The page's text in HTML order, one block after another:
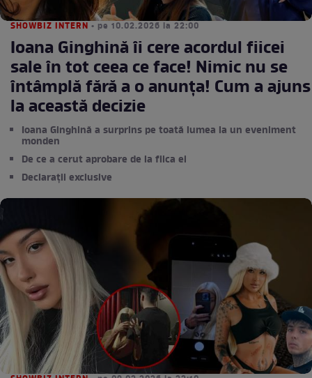
SHOWBIZ INTERN • pe 10.02.2026 la 22:00
Ioana Ginghină îi cere acordul fiicei
sale în tot ceea ce face! Nimic nu se
întâmplă fără a o anunța! Cum a ajuns
la această decizie
Ioana Ginghină a surprins pe toată lumea la un eveniment
monden
De ce a cerut aprobare de la fiica ei
Declarații exclusive